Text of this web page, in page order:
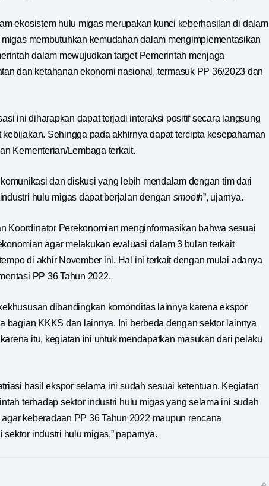
ekosistem hulu migas merupakan kunci keberhasilan di dalam
membutuhkan kemudahan dalam mengimplementasikan
dalam mewujudkan target Pemerintah menjaga
dan ketahanan ekonomi nasional, termasuk PP 36/2023 dan
ini diharapkan dapat terjadi interaksi positif secara langsung
Sehingga pada akhirnya dapat tercipta kesepahaman
Kementerian/Lembaga terkait.
dan diskusi yang lebih mendalam dengan tim dari
hulu migas dapat berjalan dengan smooth”, ujarnya.
Koordinator Perekonomian menginformasikan bahwa sesuai
agar melakukan evaluasi dalam 3 bulan terkait
di akhir November ini. Hal ini terkait dengan mulai adanya
PP 36 Tahun 2022.
dibandingkan komonditas lainnya karena ekspor
bagian KKKS dan lainnya. Ini berbeda dengan sektor lainnya
itu, kegiatan ini untuk mendapatkan masukan dari pelaku
hasil ekspor selama ini sudah sesuai ketentuan. Kegiatan
terhadap sektor industri hulu migas yang selama ini sudah
keberadaan PP 36 Tahun 2022 maupun rencana
industri hulu migas,” paparnya.